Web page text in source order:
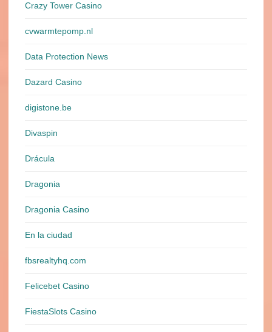
Crazy Tower Сasino
cvwarmtepomp.nl
Data Protection News
Dazard Casino
digistone.be
Divaspin
Drácula
Dragonia
Dragonia Casino
En la ciudad
fbsrealtyhq.com
Felicebet Casino
FiestaSlots Casino